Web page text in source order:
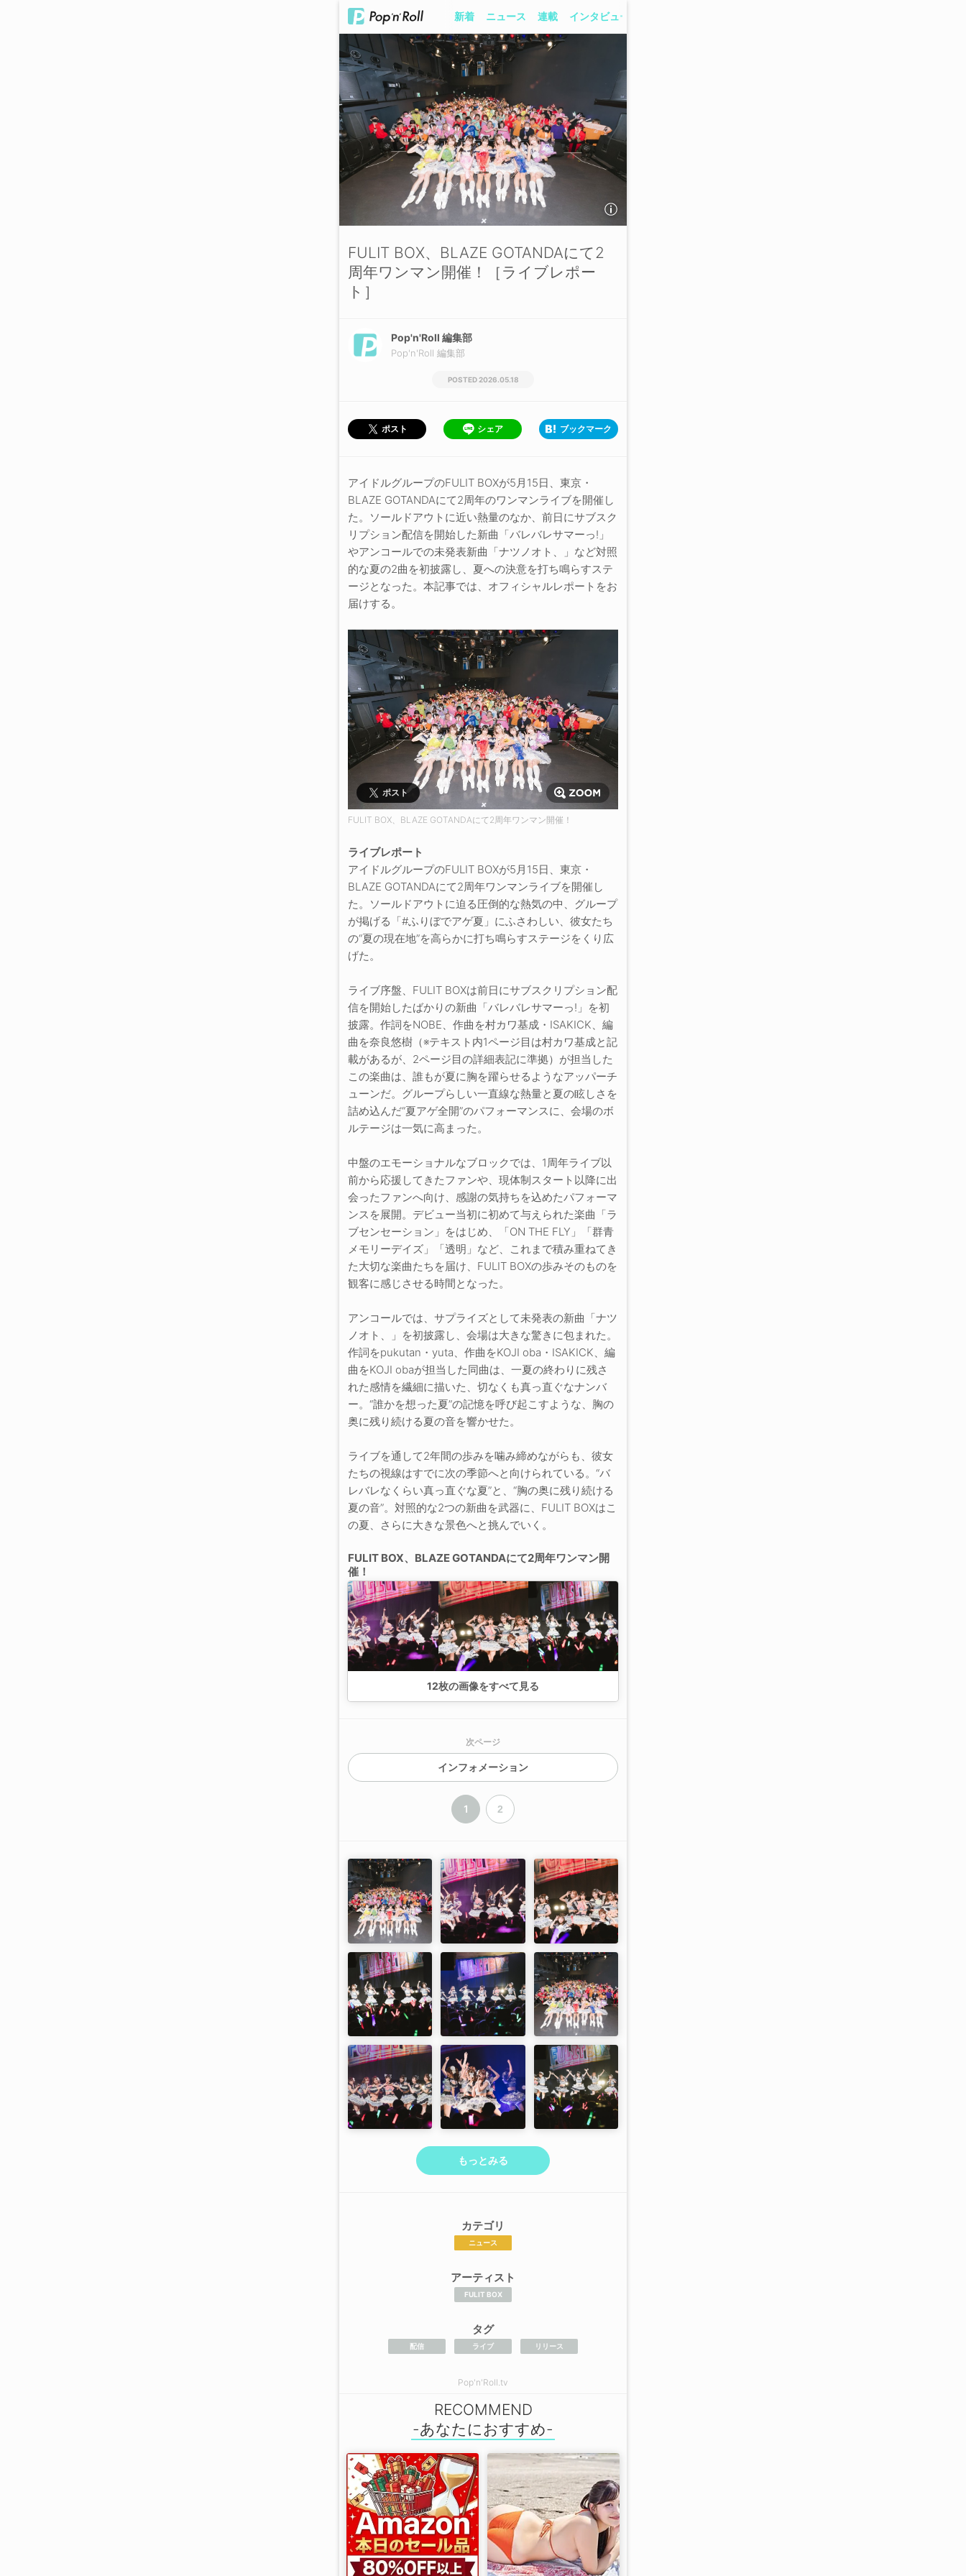
新着 ニュース 連載 インタビュー
FULIT BOX、BLAZE GOTANDAにて2
周年ワンマン開催！［ライブレポー
ト］
Pop'n'Roll 編集部
Pop'n'Roll 編集部
2026.05.18
ポスト シェア ブックマーク
アイドルグループのFULIT BOXが5月15日、東京・
BLAZE GOTANDAにて2周年のワンマンライブを開催し
た。ソールドアウトに近い熱量のなか、前日にサブスク
リプション配信を開始した新曲「バレバレサマーっ!」
やアンコールでの未発表新曲「ナツノオト、」など対照
的な夏の2曲を初披露し、夏への決意を打ち鳴らすステ
ージとなった。本記事では、オフィシャルレポートをお
届けする。
ポスト
FULIT BOX、BLAZE GOTANDAにて2周年ワンマン開催！
ライブレポート
アイドルグループのFULIT BOXが5月15日、東京・
BLAZE GOTANDAにて2周年ワンマンライブを開催し
た。ソールドアウトに迫る圧倒的な熱気の中、グループ
が掲げる「#ふりぼでアゲ夏」にふさわしい、彼女たち
の“夏の現在地”を高らかに打ち鳴らすステージをくり広
げた。
ライブ序盤、FULIT BOXは前日にサブスクリプション配
信を開始したばかりの新曲「バレバレサマーっ!」を初
披露。作詞をNOBE、作曲を村カワ基成・ISAKICK、編
曲を奈良悠樹（※テキスト内1ページ目は村カワ基成と記
載があるが、2ページ目の詳細表記に準拠）が担当した
この楽曲は、誰もが夏に胸を躍らせるようなアッパーチ
ューンだ。グループらしい一直線な熱量と夏の眩しさを
詰め込んだ“夏アゲ全開”のパフォーマンスに、会場のボ
ルテージは一気に高まった。
中盤のエモーショナルなブロックでは、1周年ライブ以
前から応援してきたファンや、現体制スタート以降に出
会ったファンへ向け、感謝の気持ちを込めたパフォーマ
ンスを展開。デビュー当初に初めて与えられた楽曲「ラ
ブセンセーション」をはじめ、「ON THE FLY」「群青
メモリーデイズ」「透明」など、これまで積み重ねてき
た大切な楽曲たちを届け、FULIT BOXの歩みそのものを
観客に感じさせる時間となった。
アンコールでは、サプライズとして未発表の新曲「ナツ
ノオト、」を初披露し、会場は大きな驚きに包まれた。
作詞をpukutan・yuta、作曲をKOJI oba・ISAKICK、編
曲をKOJI obaが担当した同曲は、一夏の終わりに残さ
れた感情を繊細に描いた、切なくも真っ直ぐなナンバ
ー。“誰かを想った夏”の記憶を呼び起こすような、胸の
奥に残り続ける夏の音を響かせた。
ライブを通して2年間の歩みを噛み締めながらも、彼女
たちの視線はすでに次の季節へと向けられている。“バ
レバレなくらい真っ直ぐな夏”と、“胸の奥に残り続ける
夏の音”。対照的な2つの新曲を武器に、FULIT BOXはこ
の夏、さらに大きな景色へと挑んでいく。
FULIT BOX、BLAZE GOTANDAにて2周年ワンマン開
催！
12枚の画像をすべて見る
次ページ
インフォメーション
1 2
もっとみる
カテゴリ
ニュース
アーティスト
FULIT BOX
タグ
配信 ライブ リリース
Pop'n'Roll.tv
RECOMMEND